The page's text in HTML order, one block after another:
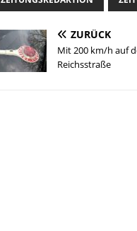
ZURÜCK
Mit 200 km/h auf
Reichsstraße